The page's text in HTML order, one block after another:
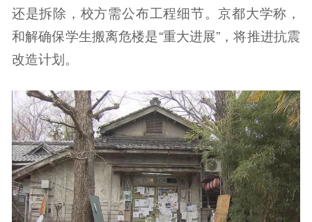
还是拆除，校方需公布工程细节。京都大学称，
和解确保学生搬离危楼是“重大进展”，将推进抗震
改造计划。